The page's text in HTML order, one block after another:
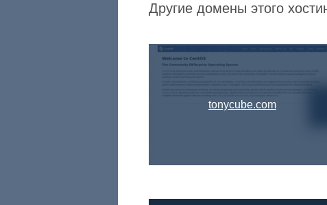
Другие домены этого
tonycube.com